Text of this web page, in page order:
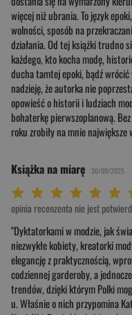
więcej niż ubrania. To język
wolności, sposób na
działania. Od tej książki trudno
każdego, kto kocha modę,
ducha tamtej epoki, bądź
nadzieję, że autorka nie
opowieść o historii i ludziach
bohaterkę pierwszoplanową.
roku zrobiły na mnie największe
Książka na miarę 30/09/2025
Twoja
Twoja ocena:
Twoja ocena: Słaba
Twoja ocena: Bardzo
Twoja ocena: Beznadziejna 1/
opinia recenzenta nie jest
"Dyktatorkami w modzie, jak
niezwykłe kobiety, kreatorki
elegancję z praktycznością,
codziennej garderoby, a
trendów, dzięki którym Polki
u. Właśnie o nich przypomina